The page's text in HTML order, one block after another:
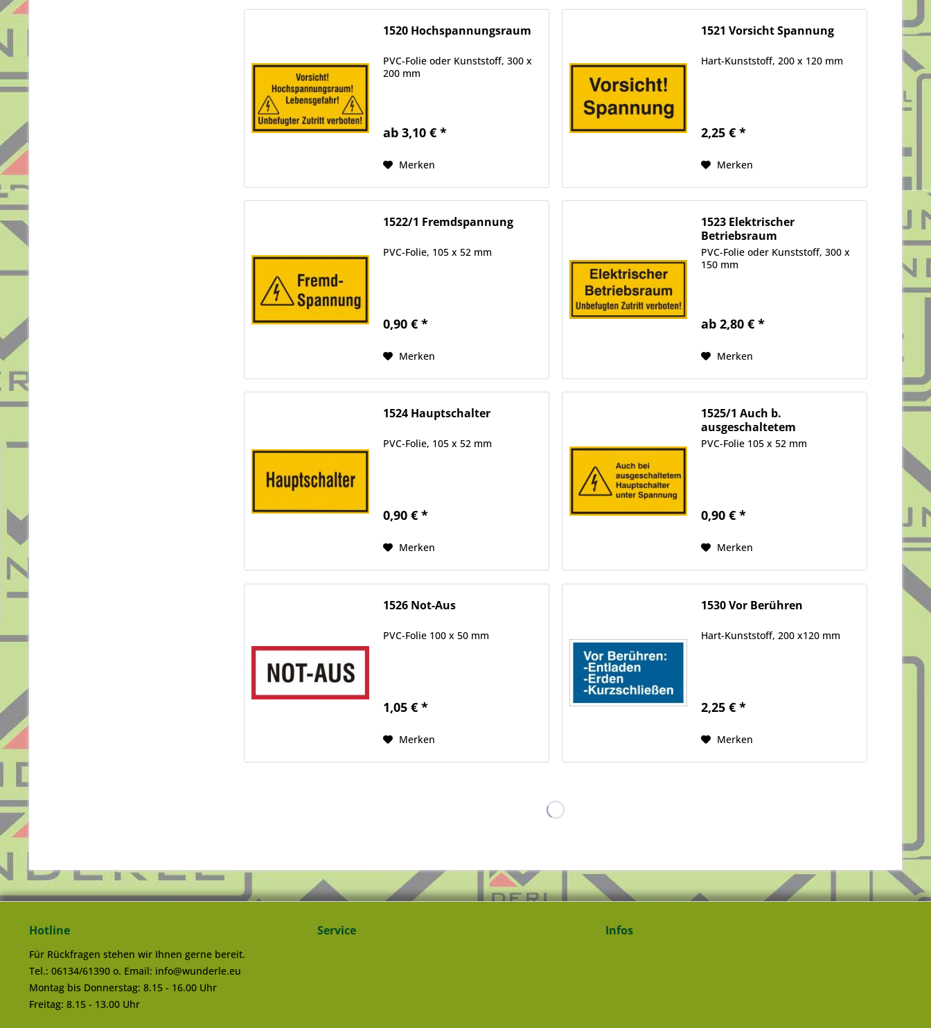
1520 Hochspannungsraum
PVC-Folie oder Kunststoff, 300 x
200 mm
ab 3,10 € *
Merken
1521 Vorsicht Spannung
Hart-Kunststoff, 200 x 120 mm
2,25 € *
Merken
1522/1 Fremdspannung
PVC-Folie, 105 x 52 mm
0,90 € *
Merken
1523 Elektrischer
Betriebsraum
PVC-Folie oder Kunststoff, 300 x
150 mm
ab 2,80 € *
Merken
1524 Hauptschalter
PVC-Folie, 105 x 52 mm
0,90 € *
Merken
1525/1 Auch b.
ausgeschaltetem
Hauptschalter
PVC-Folie 105 x 52 mm
0,90 € *
Merken
1526 Not-Aus
PVC-Folie 100 x 50 mm
1,05 € *
Merken
1530 Vor Berühren
Hart-Kunststoff, 200 x120 mm
2,25 € *
Merken
Hotline
Für Rückfragen stehen wir Ihnen gerne bereit.
Tel.: 06134/61390 o. Email: info@wunderle.eu
Montag bis Donnerstag: 8.15 - 16.00 Uhr
Freitag: 8.15 - 13.00 Uhr
Service Infos